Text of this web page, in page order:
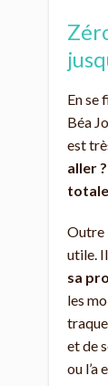
En se
Béa
est
aller
Outre
utile.
sa
les
et de
ou l’a